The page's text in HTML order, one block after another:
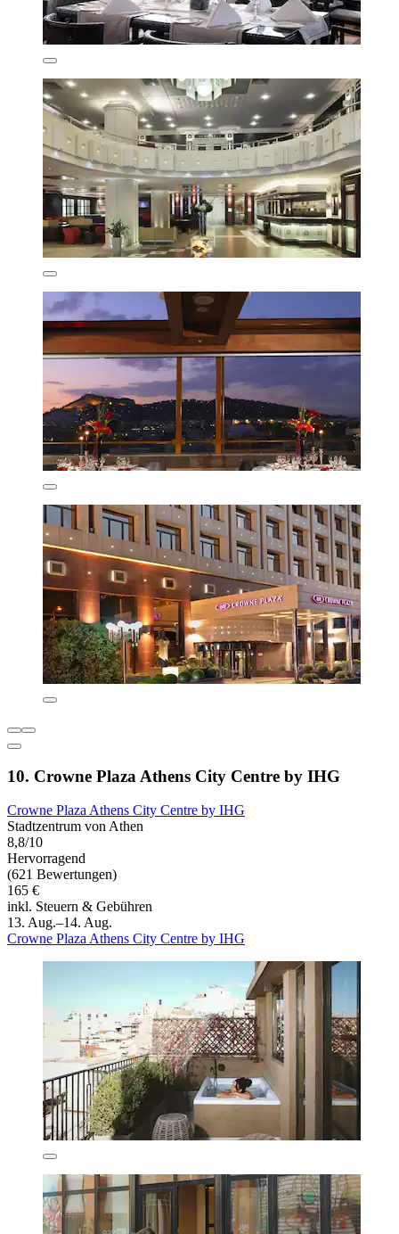
10. Crowne Plaza Athens City Centre by IHG
Crowne Plaza Athens City Centre by IHG
Stadtzentrum von Athen
8,8/10
Hervorragend
(621 Bewertungen)
165 €
inkl. Steuern & Gebühren
13. Aug.–14. Aug.
Crowne Plaza Athens City Centre by IHG